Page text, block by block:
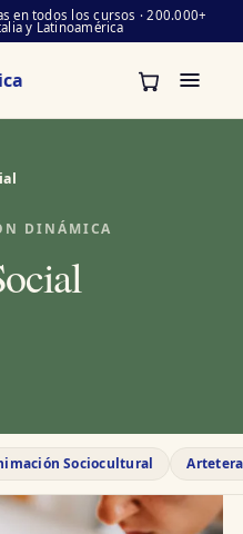
en todos los cursos · 200.000+
y Latinoamérica
DINÁMICA
Sociocultural